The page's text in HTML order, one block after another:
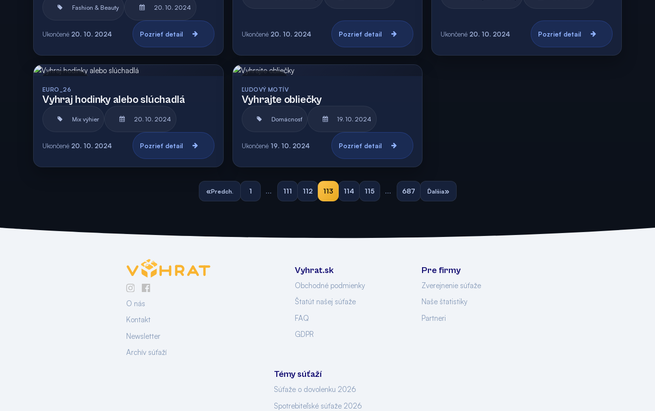
Fashion & Beauty 20. 10. 2024
Ukončené 20. 10. 2024 Pozrieť detail Ukončené 20. 10. 2024 Pozrieť detail Ukončené 20. 10. 2024 Pozrieť detail
EURO_26
Vyhraj hodinky alebo slúchadlá
Mix výhier 20. 10. 2024
Ukončené 20. 10. 2024 Pozrieť detail
ĽUDOVÝ MOTÍV
Vyhrajte obliečky
Domácnosť 19. 10. 2024
Ukončené 19. 10. 2024 Pozrieť detail
«Predch. 1 … 111 112 113 114 115 … 687 Ďalšia»
O nás
Kontakt
Newsletter
Archív súťaží
Vyhrat.sk
Obchodné podmienky
Štatút našej súťaže
FAQ
GDPR
Pre firmy
Zverejnenie súťaže
Naše štatistiky
Partneri
Témy súťaží
Súťaže o dovolenku 2026
Spotrebiteľské súťaže 2026